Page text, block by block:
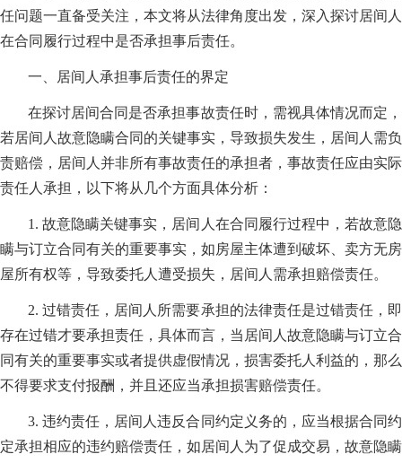
任问题一直备受关注，本文将从法律角度出发，深入探讨居间人
在合同履行过程中是否承担事后责任。
一、居间人承担事后责任的界定
在探讨居间合同是否承担事故责任时，需视具体情况而定，
若居间人故意隐瞒合同的关键事实，导致损失发生，居间人需负
责赔偿，居间人并非所有事故责任的承担者，事故责任应由实际
责任人承担，以下将从几个方面具体分析：
1. 故意隐瞒关键事实，居间人在合同履行过程中，若故意隐
瞒与订立合同有关的重要事实，如房屋主体遭到破坏、卖方无房
屋所有权等，导致委托人遭受损失，居间人需承担赔偿责任。
2. 过错责任，居间人所需要承担的法律责任是过错责任，即
存在过错才要承担责任，具体而言，当居间人故意隐瞒与订立合
同有关的重要事实或者提供虚假情况，损害委托人利益的，那么
不得要求支付报酬，并且还应当承担损害赔偿责任。
3. 违约责任，居间人违反合同约定义务的，应当根据合同约
定承担相应的违约赔偿责任，如居间人为了促成交易，故意隐瞒